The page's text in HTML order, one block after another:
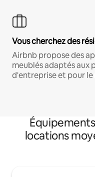
Vous cherchez des
Airbnb propose des
meublés adaptés aux
d'entreprise et pour
locations